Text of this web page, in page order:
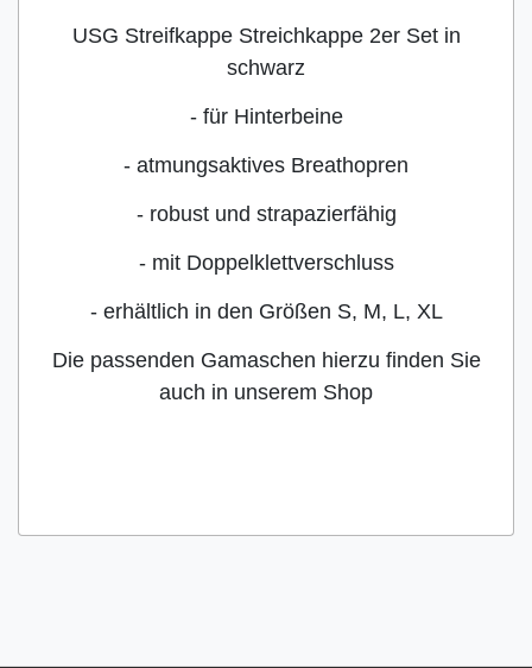
USG Streifkappe Streichkappe 2er Set in
schwarz
- für Hinterbeine
- atmungsaktives Breathopren
- robust und strapazierfähig
- mit Doppelklettverschluss
- erhältlich in den Größen S, M, L, XL
Die passenden Gamaschen hierzu finden Sie
auch in unserem Shop